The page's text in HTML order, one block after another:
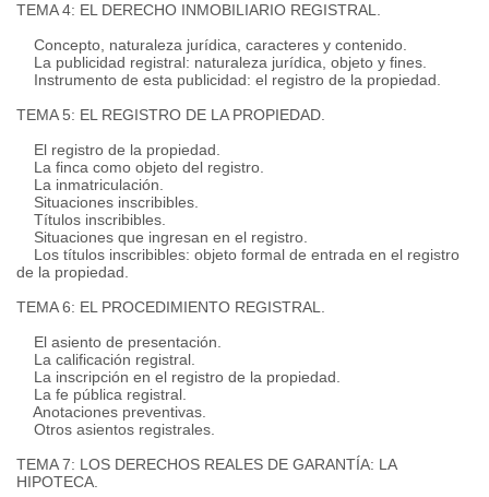
TEMA 4: EL DERECHO INMOBILIARIO REGISTRAL.
Concepto, naturaleza jurídica, caracteres y contenido.
La publicidad registral: naturaleza jurídica, objeto y fines.
Instrumento de esta publicidad: el registro de la propiedad.
TEMA 5: EL REGISTRO DE LA PROPIEDAD.
El registro de la propiedad.
La finca como objeto del registro.
La inmatriculación.
Situaciones inscribibles.
Títulos inscribibles.
Situaciones que ingresan en el registro.
Los títulos inscribibles: objeto formal de entrada en el registro
de la propiedad.
TEMA 6: EL PROCEDIMIENTO REGISTRAL.
El asiento de presentación.
La calificación registral.
La inscripción en el registro de la propiedad.
La fe pública registral.
Anotaciones preventivas.
Otros asientos registrales.
TEMA 7: LOS DERECHOS REALES DE GARANTÍA: LA
HIPOTECA.